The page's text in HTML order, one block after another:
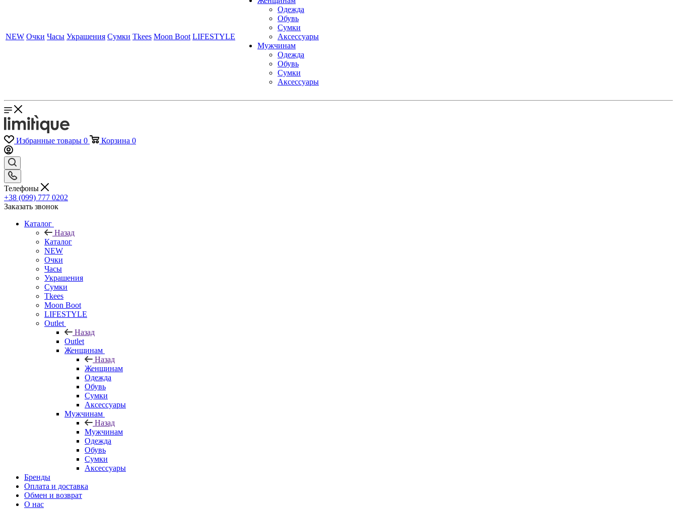
NEW Очки Часы Украшения Сумки Tkees Moon Boot LIFESTYLE
Одежда
Обувь
Сумки
Аксессуары
Мужчинам
Одежда
Обувь
Сумки
Аксессуары
Избранные товары 0 Корзина 0
Телефоны
+38 (099) 777 0202
Заказать звонок
Каталог
Назад
Каталог
NEW
Очки
Часы
Украшения
Сумки
Tkees
Moon Boot
LIFESTYLE
Outlet
Назад
Outlet
Женщинам
Назад
Женщинам
Одежда
Обувь
Сумки
Аксессуары
Мужчинам
Назад
Мужчинам
Одежда
Обувь
Сумки
Аксессуары
Бренды
Оплата и доставка
Обмен и возврат
О нас